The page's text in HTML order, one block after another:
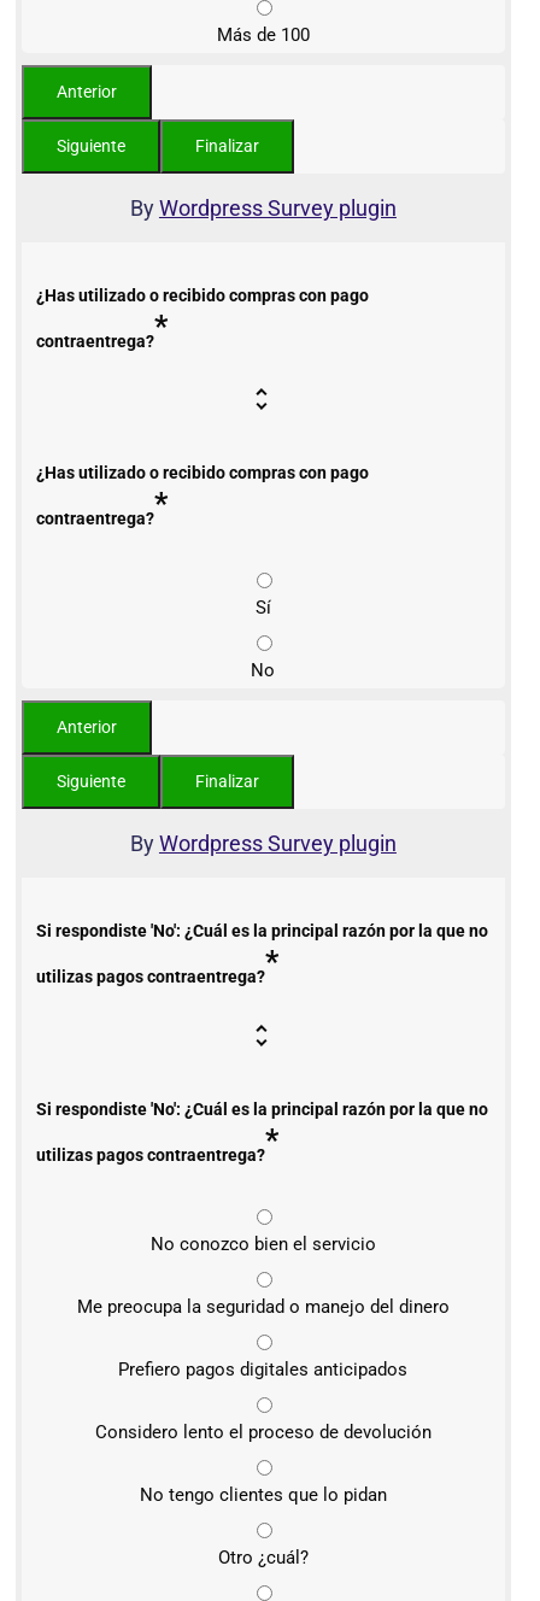
Más de 100
ByWordpress Survey plugin
¿Has utilizado o recibido compras con pago
contraentrega?*
¿Has utilizado o recibido compras con pago
contraentrega?*
Sí
No
ByWordpress Survey plugin
Si respondiste 'No': ¿Cuál es la principal razón por la que no
utilizas pagos contraentrega?*
Si respondiste 'No': ¿Cuál es la principal razón por la que no
utilizas pagos contraentrega?*
No conozco bien el servicio
Me preocupa la seguridad o manejo del dinero
Prefiero pagos digitales anticipados
Considero lento el proceso de devolución
No tengo clientes que lo pidan
Otro ¿cuál?